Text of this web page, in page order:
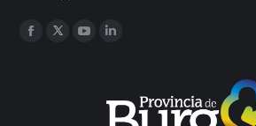
Encuéntranos en:
Facebook